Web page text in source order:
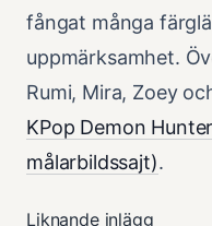
fångat många
uppmärksamhet.
Rumi, Mira, Zoey
KPop Demon
målarbildssajt).
Liknande inlägg